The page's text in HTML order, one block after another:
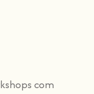
com